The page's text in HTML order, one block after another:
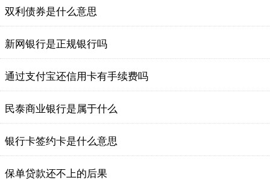
双利债券是什么意思
新网银行是正规银行吗
通过支付宝还信用卡有手续费吗
民泰商业银行是属于什么
银行卡签约卡是什么意思
保单贷款还不上的后果